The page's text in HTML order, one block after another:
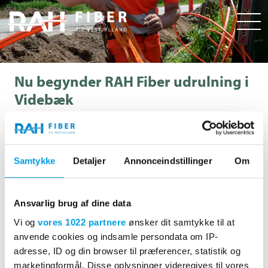
Samtykke Detaljer Annonceindstillinger Om
Ansvarlig brug af dine data
Vi og vores 1022 partnere ønsker dit samtykke til at
anvende cookies og indsamle persondata om IP-
adresse, ID og din browser til præferencer, statistik og
marketingformål. Disse oplysninger videregives til vores
Nu begynder RAH Fiber udrulning i
Videbæk
Fra den 1. juli 2023 begynder RAH Fiber udrulning af
fiberbredbånd.
Vi forventer at udrulningen forsætter frem til årsskiftet.
med vores camper, hvor du har mulighed for at komme forbi
og få afklaret spørgsmål ang. etablering af fibernet helt ind
til din adresse.
Der vil komme en invitation ud med post, når RAH Fiber
kommer forbi dit område.